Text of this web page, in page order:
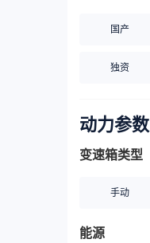
国产
独资
动力参数
变速箱类型
手动
能源